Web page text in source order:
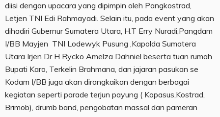
diisi dengan upacara yang dipimpin oleh Pangkostrad,
Letjen TNI Edi Rahmayadi. Selain itu, pada event yang akan
dihadiri Gubernur Sumatera Utara, H.T Erry Nuradi,Pangdam
I/BB Mayjen TNI Lodewyk Pusung ,Kapolda Sumatera
Utara Irjen Dr H Rycko Amelza Dahniel beserta tuan rumah
Bupati Karo, Terkelin Brahmana, dan jajaran pasukan se
Kodam I/BB juga akan dirangkaikan dengan berbagai
kegiatan seperti parade terjun payung ( Kopasus,Kostrad,
Brimob), drumb band, pengobatan massal dan pameran